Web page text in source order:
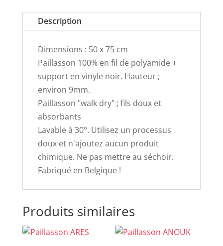
Description
Dimensions : 50 x 75 cm
Paillasson 100% en fil de polyamide +
support en vinyle noir. Hauteur ;
environ 9mm.
Paillasson "walk dry" ; fils doux et
absorbants
Lavable à 30°. Utilisez un processus
doux et n'ajoutez aucun produit
chimique. Ne pas mettre au séchoir.
Fabriqué en Belgique !
Produits similaires